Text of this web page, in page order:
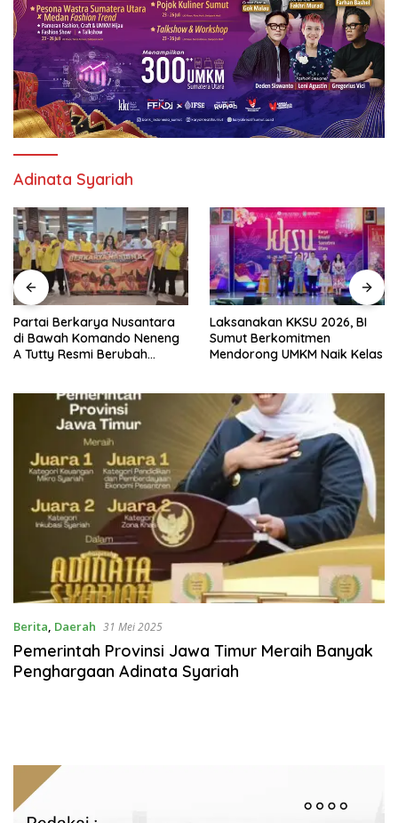
Adinata Syariah
Partai Berkarya Nusantara
di Bawah Komando Neneng
A Tutty Resmi Berubah
Laksanakan KKSU 2026, BI
Sumut Berkomitmen
Mendorong UMKM Naik Kelas
Berita Daerah 31 Mei 2025
Pemerintah Provinsi Jawa Timur Meraih Banyak
Penghargaan Adinata Syariah